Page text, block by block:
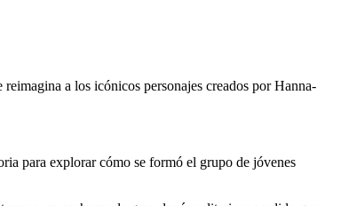
a los icónicos personajes creados por Hanna-
para explorar cómo se formó el grupo de jóvenes